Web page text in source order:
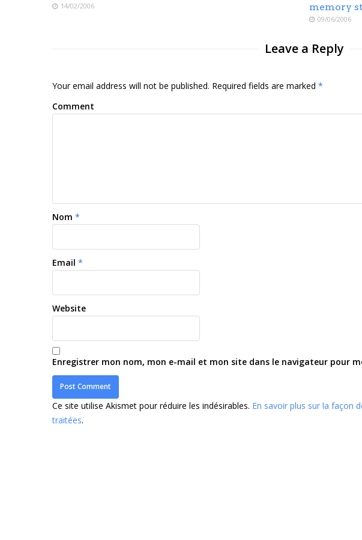
14/02/2006
memory
09/06/2006
Leave a Reply
Your email address will not be published. Required fields are marked *
Comment
Nom *
Email *
Website
Enregistrer mon nom, mon e-mail et mon site dans le navigateur pour
Ce site utilise Akismet pour réduire les indésirables. En savoir plus sur la façon
traitées.